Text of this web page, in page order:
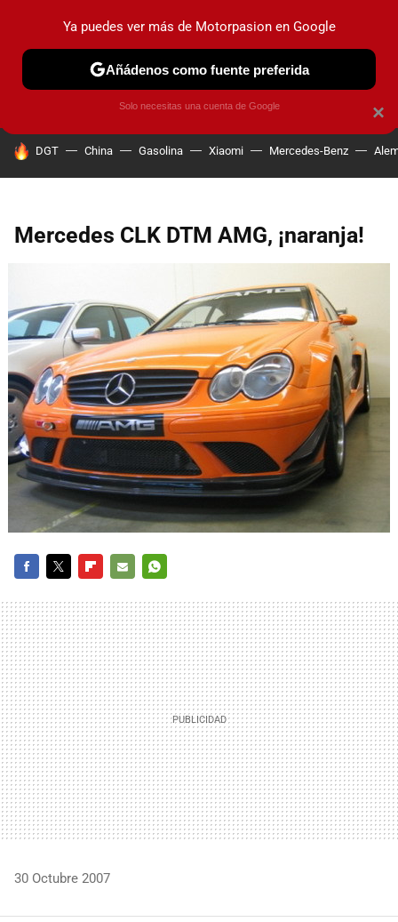
PRUEBAS COCHES ELÉCTRICOS OBSERVATORIO
HOY SE HABLA DE
DGT China Gasolina Xiaomi Mercedes-Benz
Mercedes CLK DTM AMG, ¡naranja!
MAIL
30 Octubre 2007
×
Ya puedes ver más de Motorpasion en Google
Añádenos como fuente preferida
Solo necesitas una cuenta de Google